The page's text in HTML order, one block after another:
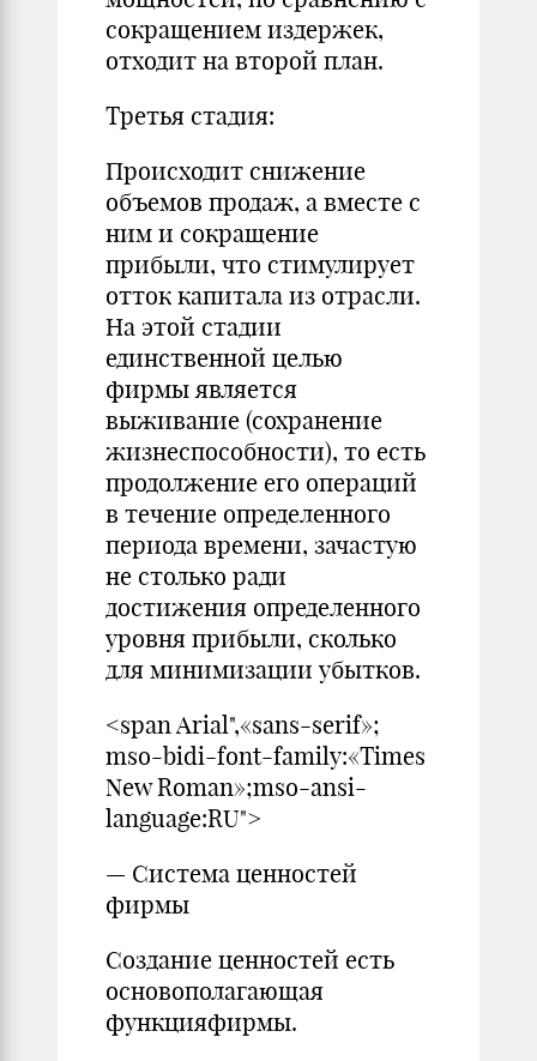
сокращением издержек,
отходит на второй план.
Третья стадия:
Происходит снижение
объемов продаж, а вместе с
ним и сокращение
прибыли, что стимулирует
отток капитала из отрасли.
На этой стадии
единственной целью
фирмы является
выживание (сохранение
жизнеспособности), то есть
продолжение его операций
в течение определенного
периода времени, зачастую
не столько ради
достижения определенного
уровня прибыли, сколько
для минимизации убытков.
<span Arial",«sans-serif»;
mso-bidi-font-family:«Times
New Roman»;mso-ansi-
language:RU">
— Система ценностей
фирмы
Создание ценностей есть
основополагающая
функцияфирмы.